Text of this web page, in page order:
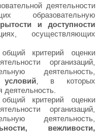
деятельности
образовательную
и доступности
осуществляющих
критерий оценки
организаций,
деятельность,
, в которых
деятельность.
критерий оценки
организаций,
деятельность,
вежливости,